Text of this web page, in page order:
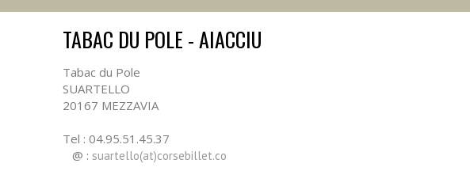
TABAC DU POLE - AIACCIU
Tabac du Pole
SUARTELLO
20167 MEZZAVIA
Tel : 04.95.51.45.37
@ : suartello(at)corsebillet.co